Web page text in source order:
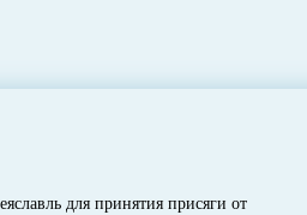
для принятия присяги от